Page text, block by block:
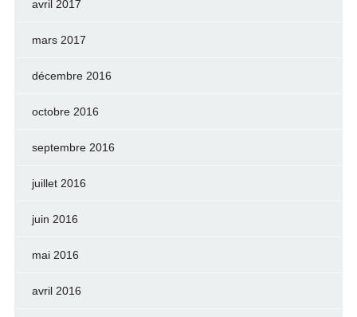
avril 2017
mars 2017
décembre 2016
octobre 2016
septembre 2016
juillet 2016
juin 2016
mai 2016
avril 2016